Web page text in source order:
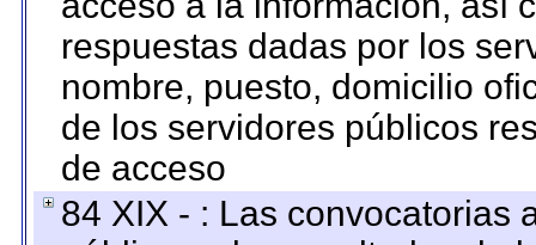
respuestas dadas por los
nombre, puesto, domicilio
de los servidores públicos
de acceso
84 XIX - : Las convocatorias